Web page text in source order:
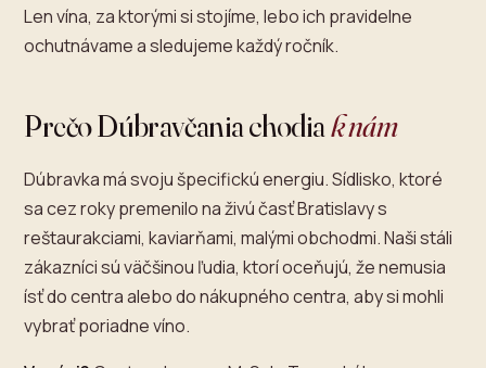
Len vína, za ktorými si stojíme, lebo ich pravidelne
ochutnávame a sledujeme každý ročník.
Prečo Dúbravčania chodiak nám
Dúbravka má svoju špecifickú energiu. Sídlisko, ktoré
sa cez roky premenilo na živú časť Bratislavy s
reštaurakciami, kaviarňami, malými obchodmi. Naši stáli
zákazníci sú väčšinou ľudia, ktorí oceňujú, že nemusia
ísť do centra alebo do nákupného centra, aby si mohli
vybrať poriadne víno.